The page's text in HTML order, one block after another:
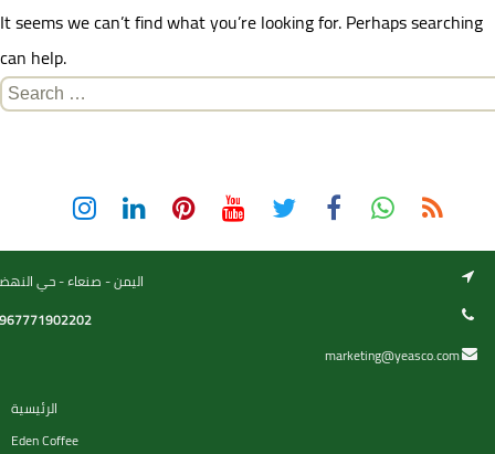
It seems we can’t find what you’re looking for. Perhaps searching
can help.
Search
اليمن - صنعاء - حي
marketing@yeasco.com
الرئيسية
Eden Coffee